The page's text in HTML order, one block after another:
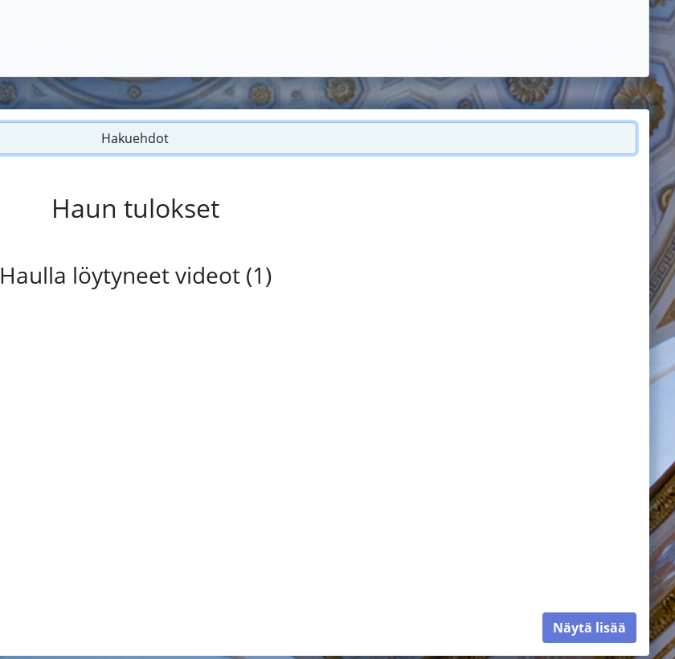
Hakuehdot
Haun tulokset
Haulla löytyneet videot (1)
Näytä lisää